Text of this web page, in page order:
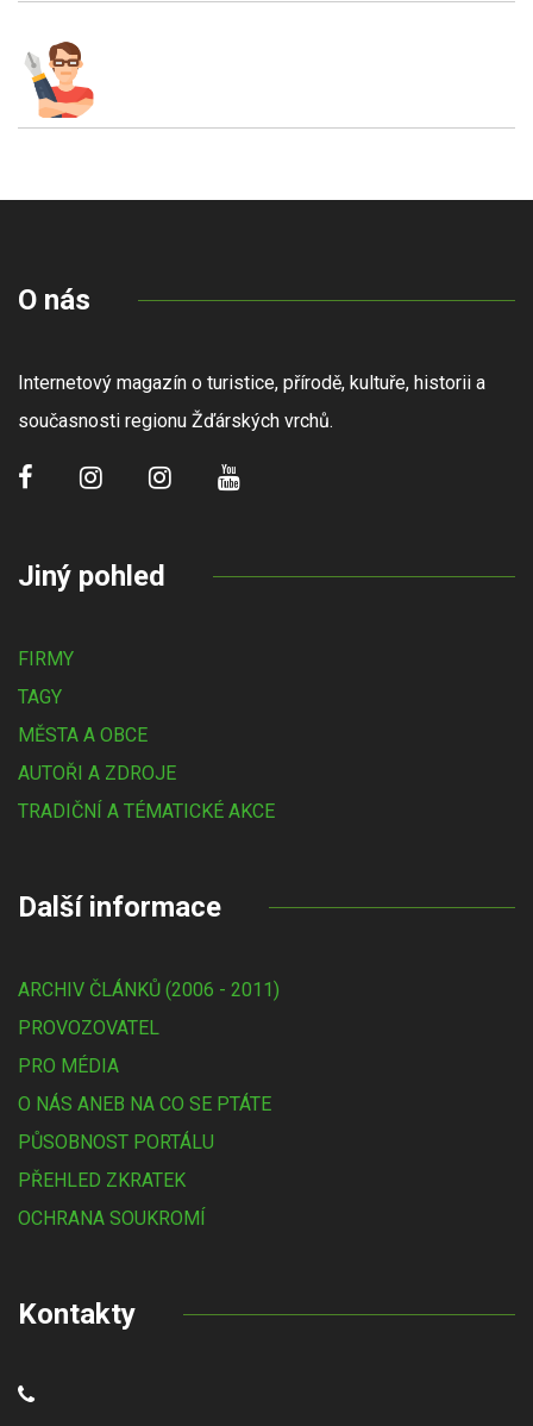
O nás
Internetový magazín o turistice, přírodě, kultuře, historii a
současnosti regionu Žďárských vrchů.
Jiný pohled
FIRMY
TAGY
MĚSTA A OBCE
AUTOŘI A ZDROJE
TRADIČNÍ A TÉMATICKÉ AKCE
Další informace
ARCHIV ČLÁNKŮ (2006 - 2011)
PROVOZOVATEL
PRO MÉDIA
O NÁS ANEB NA CO SE PTÁTE
PŮSOBNOST PORTÁLU
PŘEHLED ZKRATEK
OCHRANA SOUKROMÍ
Kontakty